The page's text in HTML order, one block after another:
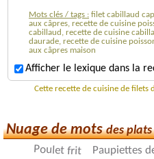
Mots clés / tags : filet cabillaud
aux câpres, recette de cuisine
cabillaud, recette de cuisine
daurade, recette de cuisine
aux câpres maison
Afficher le lexique dans la
Cette recette de cuisine de filets
Nuage de motsdes
Poulet frit Paupiettes